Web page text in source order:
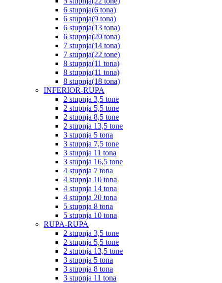
6 stupnja(6 tona)
6 stupnja(9 tona)
6 stupnja(13 tona)
6 stupnja(20 tona)
7 stupnja(14 tona)
7 stupnja(22 tone)
8 stupnja(11 tona)
8 stupnja(11 tona)
8 stupnja(18 tona)
INFERIOR-RUPA
2 stupnja 3,5 tone
2 stupnja 5,5 tone
2 stupnja 8,5 tone
2 stupnja 13,5 tone
3 stupnja 5 tona
3 stupnja 7,5 tone
3 stupnja 11 tona
3 stupnja 16,5 tone
4 stupnja 7 tona
4 stupnja 10 tona
4 stupnja 14 tona
4 stupnja 20 tona
5 stupnja 8 tona
5 stupnja 10 tona
RUPA-RUPA
2 stupnja 3,5 tone
2 stupnja 5,5 tone
2 stupnja 13,5 tone
3 stupnja 5 tona
3 stupnja 8 tona
3 stupnja 11 tona